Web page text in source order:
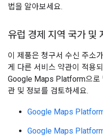
법을 알아보세요.
유럽 경제 지역 국가 및
이 제품은 청구서 수신 주소
게 다른 서비스 약관이 적용
Google Maps Platform으로
관 및 정보를 검토하세요.
Google Maps
Google Maps